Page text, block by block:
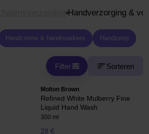
Handverzorging &
Handcreme & handmaskers Handzeep
Filter Sorteren
Molton Brown
Refined White Mulberry Fine
Liquid Hand Wash
300 ml
28 €